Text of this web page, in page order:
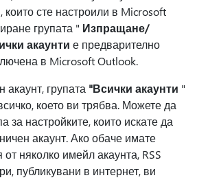
които сте настроили в Microsoft
групата " Изпращане/
акаунти е предварително
в Microsoft Outlook.
групата "Всички акаунти "
което ви трябва. Можете да
за настройките, които искате да
акаунт. Ако обаче имате
няколко имейл акаунта, RSS
публикувани в интернет, ви